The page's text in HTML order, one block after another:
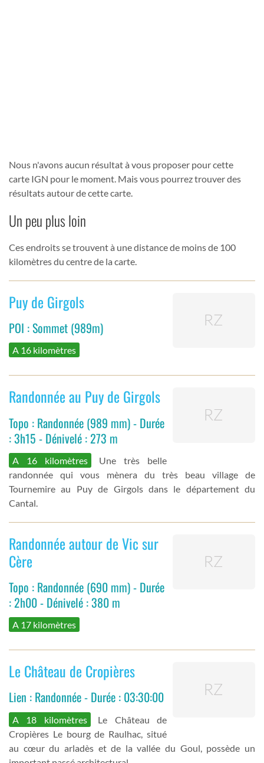
Nous n'avons aucun résultat à vous proposer pour cette
carte IGN pour le moment. Mais vous pourrez trouver des
résultats autour de cette carte.
Un peu plus loin
Ces endroits se trouvent à une distance de moins de 100
kilomètres du centre de la carte.
Puy de Girgols
POI : Sommet (989m)
A 16 kilomètres
Randonnée au Puy de Girgols
Topo : Randonnée (989 mm) - Durée
: 3h15 - Dénivelé : 273 m
A 16 kilomètres
Une très belle
randonnée qui vous mènera du très beau village de
Tournemire au Puy de Girgols dans le département du
Cantal.
Randonnée autour de Vic sur
Cère
Topo : Randonnée (690 mm) - Durée
: 2h00 - Dénivelé : 380 m
A 17 kilomètres
Le Château de Cropières
Lien : Randonnée - Durée : 03:30:00
A 18 kilomètres
Le Château de
Cropières Le bourg de Raulhac, situé
au cœur du arladès et de la vallée du Goul, possède un